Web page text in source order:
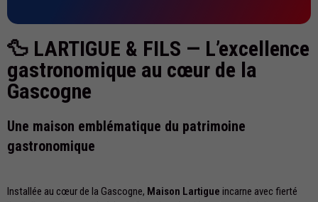
🦆 LARTIGUE & FILS — L’excellence
gastronomique au cœur de la
Gascogne
Une maison emblématique du patrimoine
gastronomique
Installée au cœur de la Gascogne, Maison Lartigue incarne avec fierté